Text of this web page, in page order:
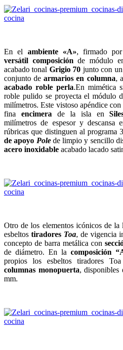
En el ambiente «A», firmado por
versátil composición de módulo
acabado tonal Grigio 70 junto con
conjunto dearmarios en columna,
acabado roble perla.En mimética
roble pulido se proyecta el módulo
milímetros. Este vistoso apéndice con
fina encimera de la isla en
milímetros de espesor y descansa
rúbricas que distinguen al programa
de apoyo Polede limpio y sencillo
acero inoxidable acabado lacado
Otro de los elementos icónicos de la
esbeltos tiradores Toa, de vigencia
concepto de barra metálica con
de diámetro. En la composición
propios los esbeltos tiradores
columnas monopuerta, disponibles
mm.